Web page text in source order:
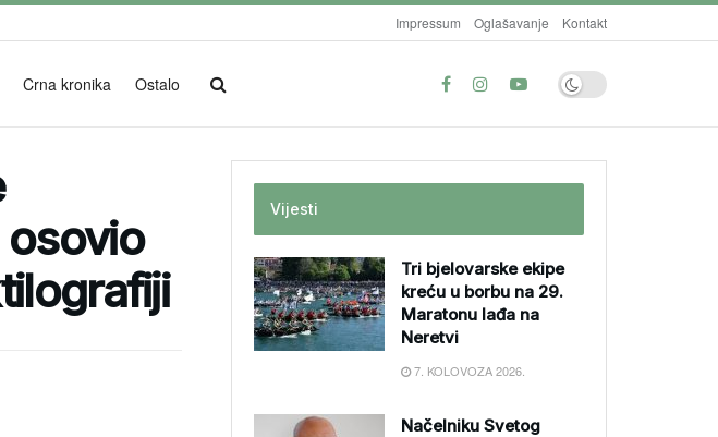
Impressum Oglašavanje Kontakt
Crna kronika Ostalo
Vijesti
Tri bjelovarske ekipe
kreću u borbu na 29.
Maratonu lađa na
Neretvi
7. KOLOVOZA 2026.
Načelniku Svetog